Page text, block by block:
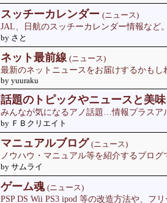
スッチーカレンダー (ニュース)
JAL、日航のスッチーカレンダー情報など
by さと
ネット最前線 (ニュース)
最新のネットニュースをお届けするかもし
by yuuraku
話題のトピックやニュースと美
みんなが気になるアノ話題…情報プラスア
by ＦＢクリエイト
マニュアルブログ (ニュース)
ノウハウ・マニュアル等を紹介するブログ
by サムライ
ゲーム魂 (ニュース)
PSP DS Wii PS3 ipod 等の改造方法や、フ